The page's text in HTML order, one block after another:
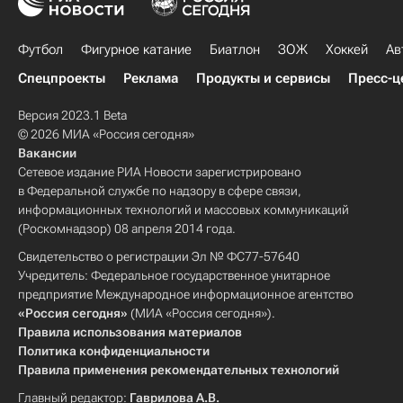
Футбол Фигурное катание Биатлон ЗОЖ Хоккей
Спецпроекты
Реклама Продукты и сервисы Пресс-
Версия 2023.1 Beta
© 2026 МИА «Россия сегодня»
Вакансии
Сетевое издание РИА Новости зарегистрировано
в Федеральной службе по надзору в сфере связи,
информационных технологий и массовых коммуникаций
(Роскомнадзор) 08 апреля 2014 года.
Свидетельство о регистрации Эл № ФС77-57640
Учредитель: Федеральное государственное унитарное
предприятие Международное информационное агентство
«Россия сегодня» (МИА «Россия сегодня»).
Правила использования материалов
Политика конфиденциальности
Правила применения рекомендательных технологий
Главный редактор: Гаврилова А.В.